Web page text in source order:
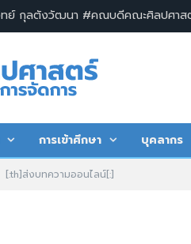
การเข้าศึกษา บุคลากร
[:th]ส่งบทความออนไลน์[:]